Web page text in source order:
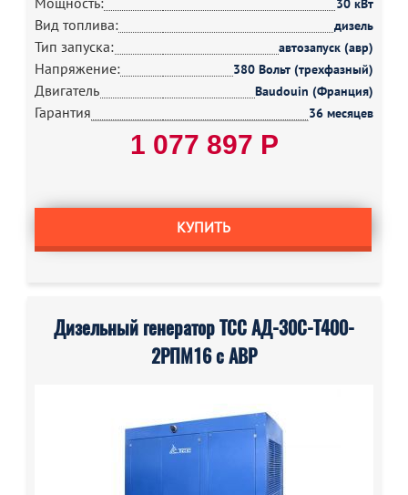
30 кВт
Вид топлива: дизель
Тип запуска: автозапуск (авр)
Напряжение: 380 Вольт (трехфазный)
Двигатель Baudouin (Франция)
Гарантия 36 месяцев
1 077 897 Р
КУПИТЬ
Дизельный генератор ТСС АД-30С-Т400-
2РПМ16 с АВР